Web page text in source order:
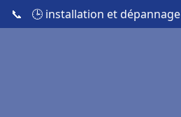
📞 🕒 installation et